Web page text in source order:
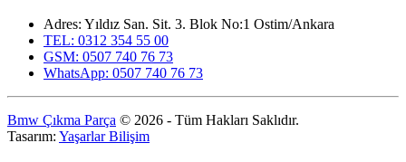
Adres: Yıldız San. Sit. 3. Blok No:1 Ostim/Ankara
TEL: 0312 354 55 00
GSM: 0507 740 76 73
WhatsApp: 0507 740 76 73
Bmw Çıkma Parça © 2026 - Tüm Hakları Saklıdır.
Tasarım: Yaşarlar Bilişim